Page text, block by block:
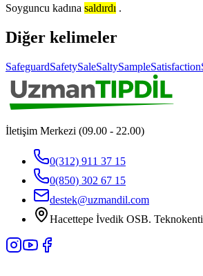
Soyguncu kadına saldırdı .
Diğer kelimeler
SafeguardSafetySaleSaltySampleSatisfaction
İletişim Merkezi (09.00 - 22.00)
0(312) 911 37 15
0(850) 302 67 15
destek@uzmandil.com
Hacettepe İvedik OSB.